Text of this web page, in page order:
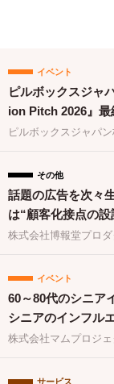
イベント
ピルボックスジャ
ion Pitch 2026』最
ピルボックスジャパ
その他
話題の広告を次々
は“顧客化接点の
株式会社博報堂プロダ
イベント
60～80代のシニア
シニアのインフル
す！』出版祝〜」を
株式会社マムプロジェ
サービス